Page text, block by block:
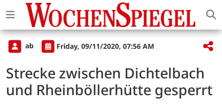
ab Friday, 09/11/2020, 07:56 AM
Strecke zwischen Dichtelbach
und Rheinböllerhütte gesperrt